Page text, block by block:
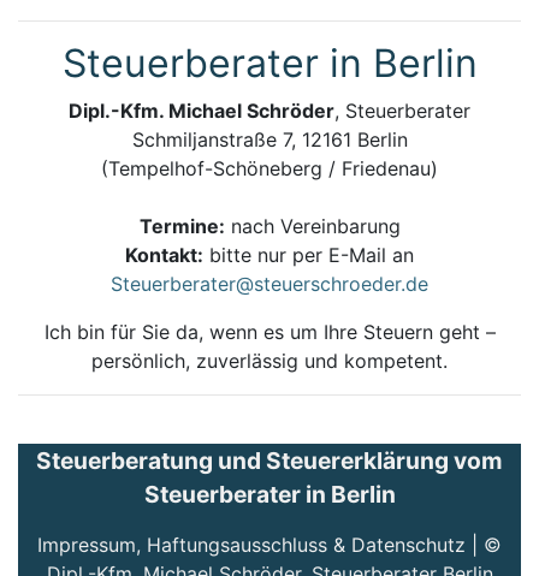
Steuerberater in Berlin
Dipl.-Kfm. Michael Schröder, Steuerberater
Schmiljanstraße 7, 12161 Berlin
(Tempelhof-Schöneberg / Friedenau)
Termine: nach Vereinbarung
Kontakt: bitte nur per E-Mail an
Steuerberater@steuerschroeder.de
Ich bin für Sie da, wenn es um Ihre Steuern geht –
persönlich, zuverlässig und kompetent.
Steuerberatung und Steuererklärung vom
Steuerberater in Berlin
Impressum, Haftungsausschluss & Datenschutz | ©